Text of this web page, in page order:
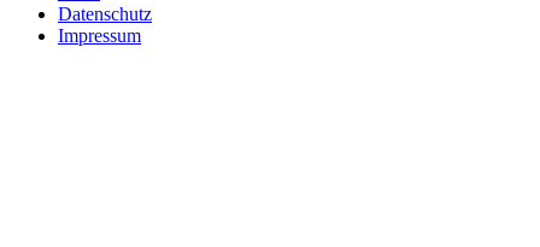
Datenschutz
Impressum